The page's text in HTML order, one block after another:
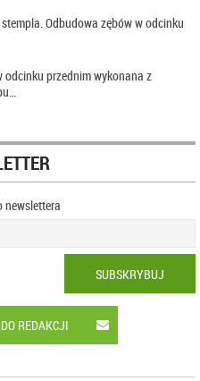
Odbudowa zębów w odcinku
przednim wykonana z
newslettera
SUBSKRYBUJ
REDAKCJI